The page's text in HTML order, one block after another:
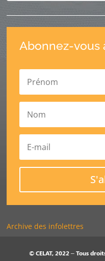
Abonnez-vous
Archive des infolettres
© CELAT, 2022 – Tous